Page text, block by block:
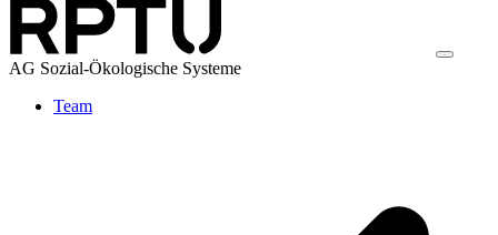
AG Sozial-Ökologische Systeme
Team